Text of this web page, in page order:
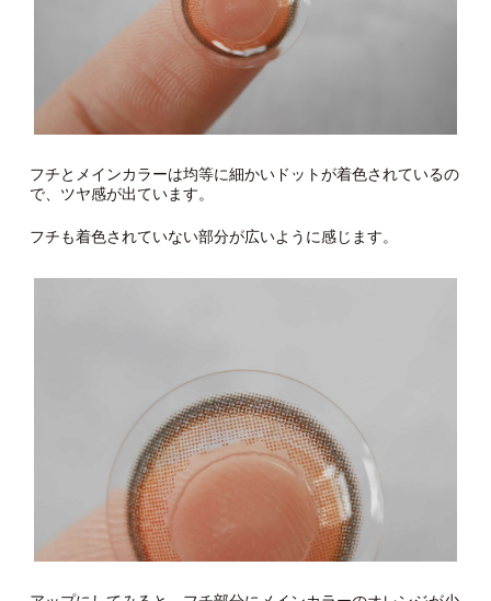
フチとメインカラーは均等に細かいドットが着色されているの
で、ツヤ感が出ています。
フチも着色されていない部分が広いように感じます。